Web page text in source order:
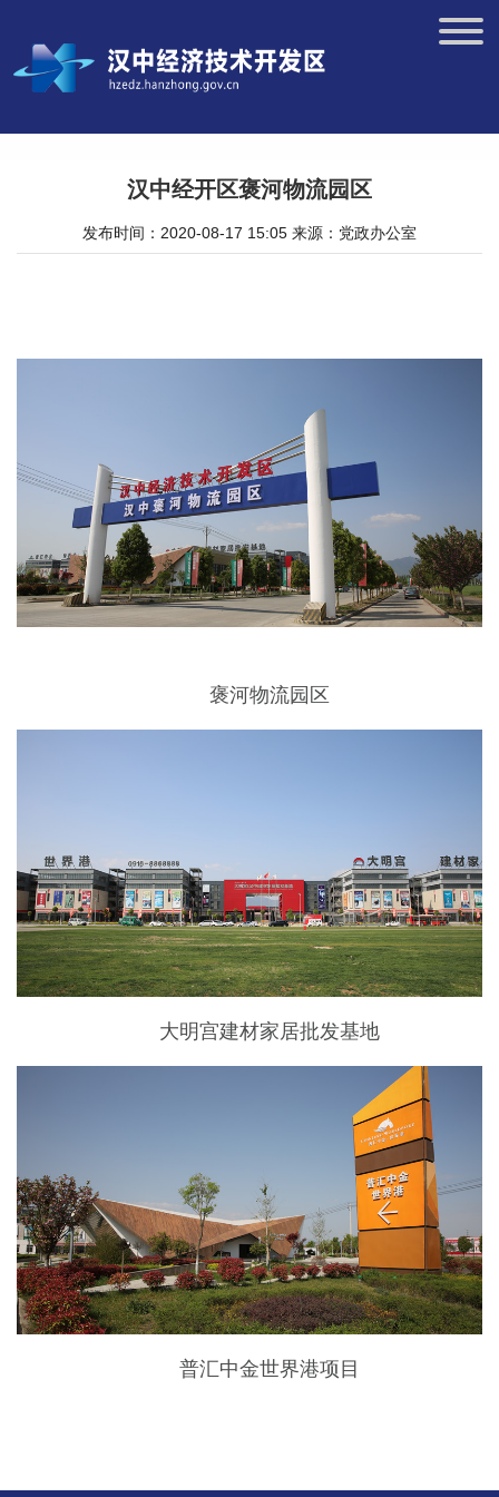
汉中经开区褒河物流园区
发布时间：2020-08-17 15:05 来源：党政办公室
褒河物流园区
大明宫建材家居批发基地
普汇中金世界港项目